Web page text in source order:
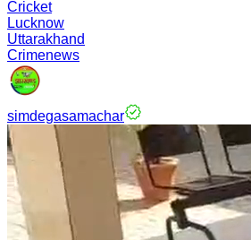
Cricket
Lucknow
Uttarakhand
Crimenews
simdegasamachar